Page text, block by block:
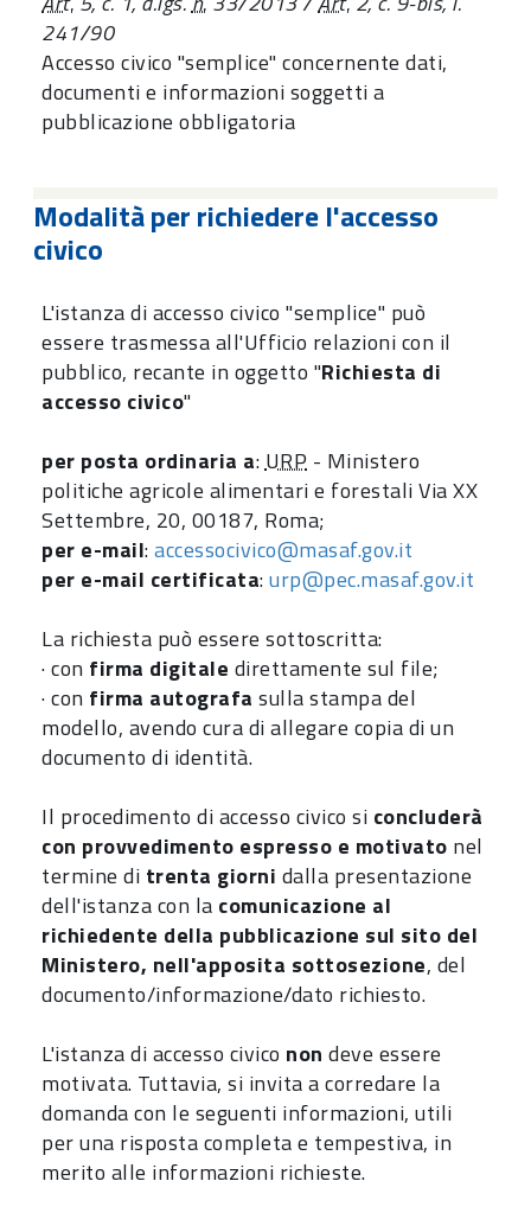
241/90
Accesso civico "semplice" concernente dati,
documenti e informazioni soggetti a
pubblicazione obbligatoria
Modalità per richiedere l'accesso
civico
L'istanza di accesso civico "semplice" può
essere trasmessa all'Ufficio relazioni con il
pubblico, recante in oggetto "Richiesta di
accesso civico"
per posta ordinaria a:URP - Ministero
politiche agricole alimentari e forestali Via XX
Settembre, 20, 00187, Roma;
per e-mail:accessocivico@masaf.gov.it
per e-mail certificata:urp@pec.masaf.gov.it
La richiesta può essere sottoscritta:
· con firma digitale direttamente sul file;
· con firma autografa sulla stampa del
modello, avendo cura di allegare copia di un
documento di identità.
Il procedimento di accesso civico si concluderà
con provvedimento espresso e motivato nel
termine di trenta giorni dalla presentazione
dell'istanza con la comunicazione al
richiedente della pubblicazione sul sito del
Ministero, nell'apposita sottosezione, del
documento/informazione/dato richiesto.
L'istanza di accesso civico nondeve essere
motivata. Tuttavia, si invita a corredare la
domanda con le seguenti informazioni, utili
per una risposta completa e tempestiva, in
merito alle informazioni richieste.